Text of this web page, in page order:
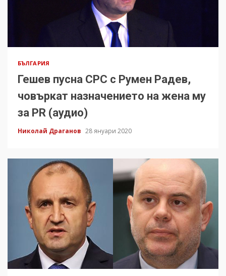
БЪЛГАРИЯ
Гешев пусна СРС с Румен Радев,
човъркат назначението на жена му
за PR (аудио)
Николай Драганов 28 януари 2020